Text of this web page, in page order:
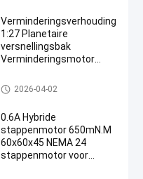
Verminderingsverhouding
1:27 Planetaire
versnellingsbak
Verminderingsmotor
Voor
schoonheidsapparatuur
Nema 11 versnellingsratemot
or
2026-04-02
0.6A Hybride
stappenmotor 650mN.M
60x60x45 NEMA 24
stappenmotor voor